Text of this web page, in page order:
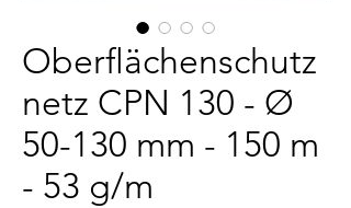
Oberflächenschutz
netz CPN 130 - Ø
50-130 mm - 150 m
- 53 g/m